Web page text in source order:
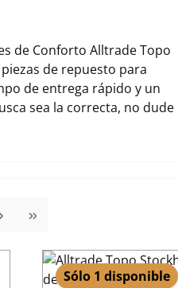
de Conforto Alltrade Topo
de repuesto para
de entrega rápido y un
sea la correcta, no dude
Sólo 1 disponible